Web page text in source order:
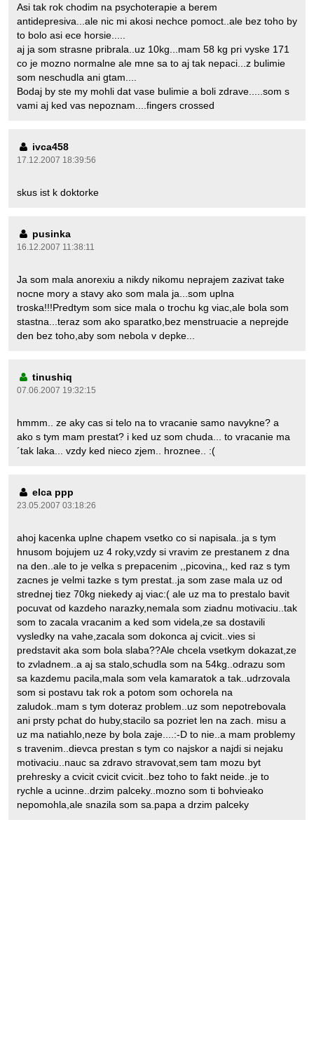
Asi tak rok chodim na psychoterapie a berem
antidepresiva...ale nic mi akosi nechce pomoct..ale bez toho by
to bolo asi ece horsie.....
aj ja som strasne pribrala..uz 10kg...mam 58 kg pri vyske 171
co je mozno normalne ale mne sa to aj tak nepaci...z bulimie
som neschudla ani gtam....
Bodaj by ste my mohli dat vase bulimie a boli zdrave.....som s
vami aj ked vas nepoznam....fingers crossed
ivca458
17.12.2007 18:39:56
skus ist k doktorke
pusinka
16.12.2007 11:38:11
Ja som mala anorexiu a nikdy nikomu neprajem zazivat take
nocne mory a stavy ako som mala ja...som uplna
troska!!!Predtym som sice mala o trochu kg viac,ale bola som
stastna...teraz som ako sparatko,bez menstruacie a neprejde
den bez toho,aby som nebola v depke...
tinushiq
07.06.2007 19:32:15
hmmm.. ze aky cas si telo na to vracanie samo navykne? a
ako s tym mam prestat? i ked uz som chuda... to vracanie ma
´tak laka... vzdy ked nieco zjem.. hroznee.. :(
elca ppp
23.05.2007 03:18:26
ahoj kacenka uplne chapem vsetko co si napisala..ja s tym
hnusom bojujem uz 4 roky,vzdy si vravim ze prestanem z dna
na den..ale to je velka s prepacenim ,,picovina,, ked raz s tym
zacnes je velmi tazke s tym prestat..ja som zase mala uz od
strednej tiez 70kg niekedy aj viac:( ale uz ma to prestalo bavit
pocuvat od kazdeho narazky,nemala som ziadnu motivaciu..tak
som to zacala vracanim a ked som videla,ze sa dostavili
vysledky na vahe,zacala som dokonca aj cvicit..vies si
predstavit aka som bola slaba??Ale chcela vsetkym dokazat,ze
to zvladnem..a aj sa stalo,schudla som na 54kg..odrazu som
sa kazdemu pacila,mala som vela kamaratok a tak..udrzovala
som si postavu tak rok a potom som ochorela na
zaludok..mam s tym doteraz problem..uz som nepotrebovala
ani prsty pchat do huby,stacilo sa pozriet len na zach. misu a
uz ma natiahlo,neze by bola zaje....:-D to nie..a mam problemy
s travenim..dievca prestan s tym co najskor a najdi si nejaku
motivaciu..nauc sa zdravo stravovat,sem tam mozu byt
prehresky a cvicit cvicit cvicit..bez toho to fakt neide..je to
rychle a ucinne..drzim palceky..mozno som ti bohvieako
nepomohla,ale snazila som sa.papa a drzim palceky